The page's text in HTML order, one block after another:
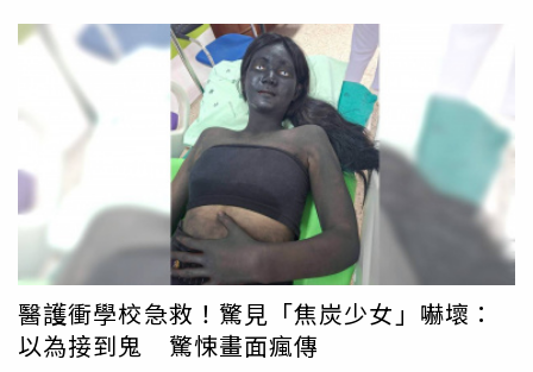
醫護衝學校急救！驚見「焦炭少女」嚇壞：
以為接到鬼 驚悚畫面瘋傳